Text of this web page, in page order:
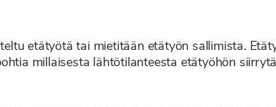
etätyötä tai mietitään etätyön sallimista.
millaisesta lähtötilanteesta etätyöhön